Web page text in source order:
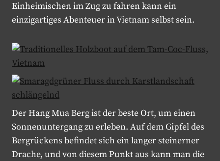
Einheimischen im Zug zu fahren kann ein
einzigartiges Abenteuer in Vietnam selbst sein.
Der Hang Mua Berg ist der beste Ort, um einen
Sonnenuntergang zu erleben. Auf dem Gipfel des
Bergrückens befindet sich ein langer steinerner
Drache, und von diesem Punkt aus kann man die